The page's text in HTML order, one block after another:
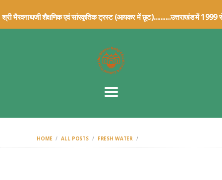
भैरवनाथजी शैक्षणिक एवं सांस्कृतिक ट्रस्ट (आयकर में छूट)..........उत्तराखंड में
HOME ALL POSTS FRESH WATER
ABOUT US
TRUST DETAILS
CONTACT US
DONATION